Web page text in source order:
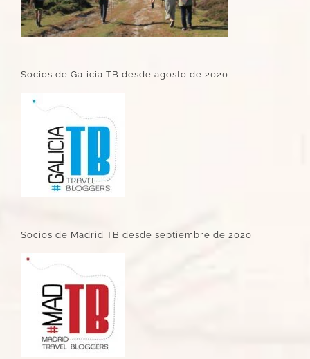
Socios de Galicia TB desde agosto de 2020
Socios de Madrid TB desde septiembre de 2020